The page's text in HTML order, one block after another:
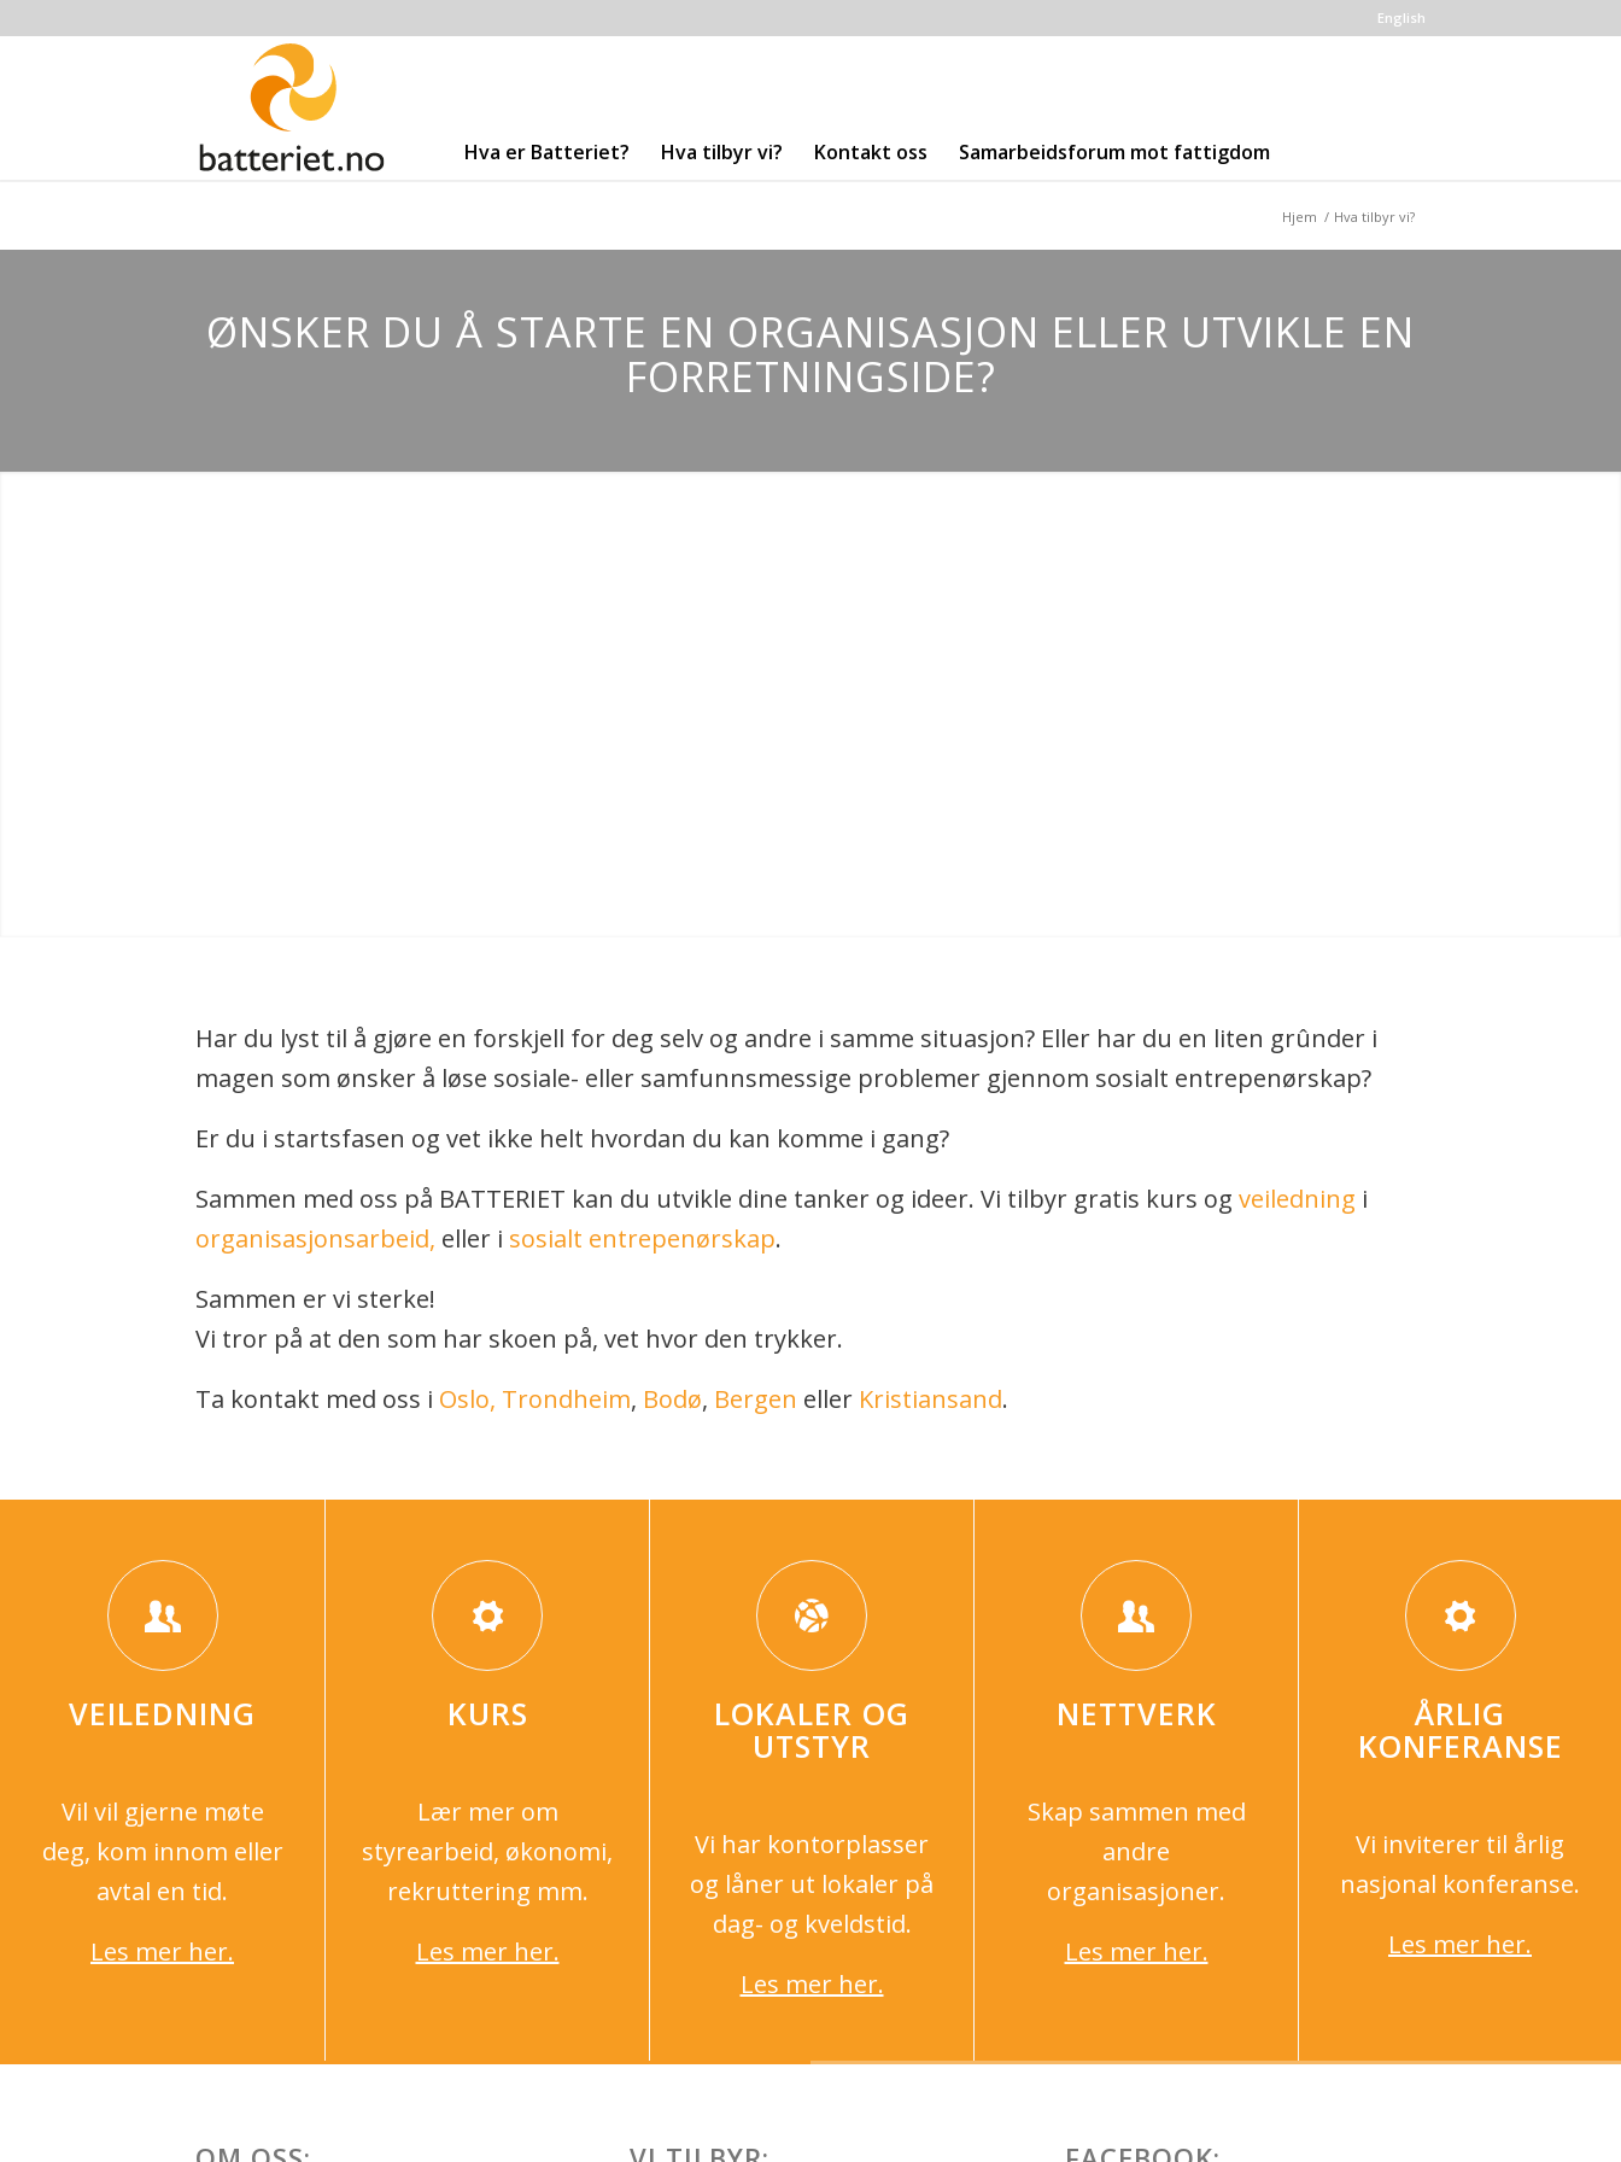
English
Hva er Batteriet? Hva tilbyr vi? Kontakt oss Samarbeidsforum mot fattigdom
Hjem / Hva tilbyr vi?
ØNSKER DU Å STARTE EN ORGANISASJON ELLER UTVIKLE EN
FORRETNINGSIDE?
Har du lyst til å gjøre en forskjell for deg selv og andre i samme situasjon? Eller har du en liten grûnder i
magen som ønsker å løse sosiale- eller samfunnsmessige problemer gjennom sosialt entrepenørskap?
Er du i startsfasen og vet ikke helt hvordan du kan komme i gang?
Sammen med oss på BATTERIET kan du utvikle dine tanker og ideer. Vi tilbyr gratis kurs og veiledning i
organisasjonsarbeid, eller i sosialt entrepenørskap.
Sammen er vi sterke!
Vi tror på at den som har skoen på, vet hvor den trykker.
Ta kontakt med oss i Oslo, Trondheim, Bodø, Bergen eller Kristiansand.
VEILEDNING
Vil vil gjerne møte
deg, kom innom eller
avtal en tid.
Les mer her.
KURS
Lær mer om
styrearbeid, økonomi,
rekruttering mm.
Les mer her.
LOKALER OG
UTSTYR
Vi har kontorplasser
og låner ut lokaler på
dag- og kveldstid.
Les mer her.
NETTVERK
Skap sammen med
andre
organisasjoner.
Les mer her.
ÅRLIG
KONFERANSE
Vi inviterer til årlig
nasjonal konferanse.
Les mer her.